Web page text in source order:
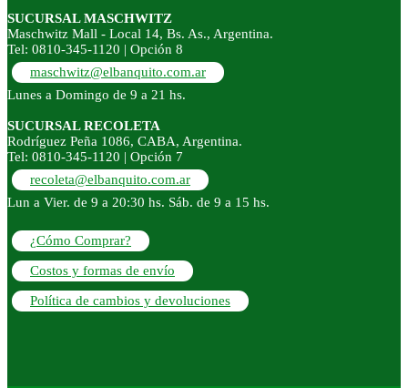
SUCURSAL MASCHWITZ
Maschwitz Mall - Local 14, Bs. As., Argentina.
Tel: 0810-345-1120 | Opción 8
maschwitz@elbanquito.com.ar
Lunes a Domingo de 9 a 21 hs.
SUCURSAL RECOLETA
Rodríguez Peña 1086, CABA, Argentina.
Tel: 0810-345-1120 | Opción 7
recoleta@elbanquito.com.ar
Lun a Vier. de 9 a 20:30 hs. Sáb. de 9 a 15 hs.
¿Cómo Comprar?
Costos y formas de envío
Política de cambios y devoluciones